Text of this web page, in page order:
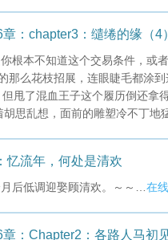
：chapter3：缱绻的缘（4）
你根本不知道这个交易条件，或
那么花枝招展，连眼睫毛都涂
甩了混血王子这个履历倒还拿
思乱想，面前的雕塑冷不丁地
忆流年，何处是清欢
月后低调迎娶顾清欢。～～… 在
：Chapter2：各路人马初